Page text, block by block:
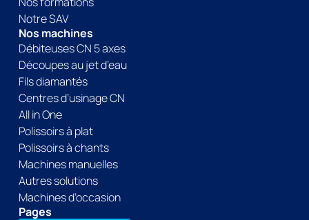
Notre SAV
Nos machines
Débiteuses CN 5 axes
Découpes au jet d’eau
Fils diamantés
Centres d’usinage CN
All in One
Polissoirs à plat
Polissoirs à chants
Machines manuelles
Autres solutions
Machines d’occasion
Pages